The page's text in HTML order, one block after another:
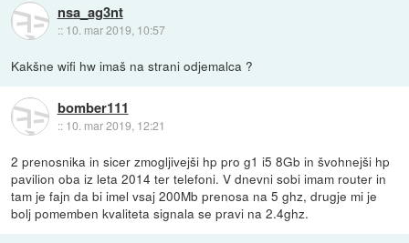
nsa_ag3nt
:: 10. mar 2019, 10:57
Kakšne wifi hw imaš na strani odjemalca ?
bomber111
:: 10. mar 2019, 12:21
2 prenosnika in sicer zmogljivejši hp pro g1 i5 8Gb in švohnejši hp
pavilion oba iz leta 2014 ter telefoni. V dnevni sobi imam router in
tam je fajn da bi imel vsaj 200Mb prenosa na 5 ghz, drugje mi je
bolj pomemben kvaliteta signala se pravi na 2.4ghz.